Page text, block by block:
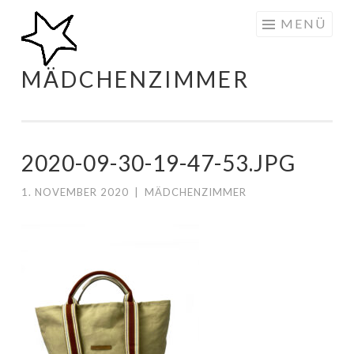
Zum
Inhalt
springen
MÄDCHENZIMMER
MENÜ
2020-09-30-19-47-53.JPG
1. NOVEMBER 2020 MÄDCHENZIMMER